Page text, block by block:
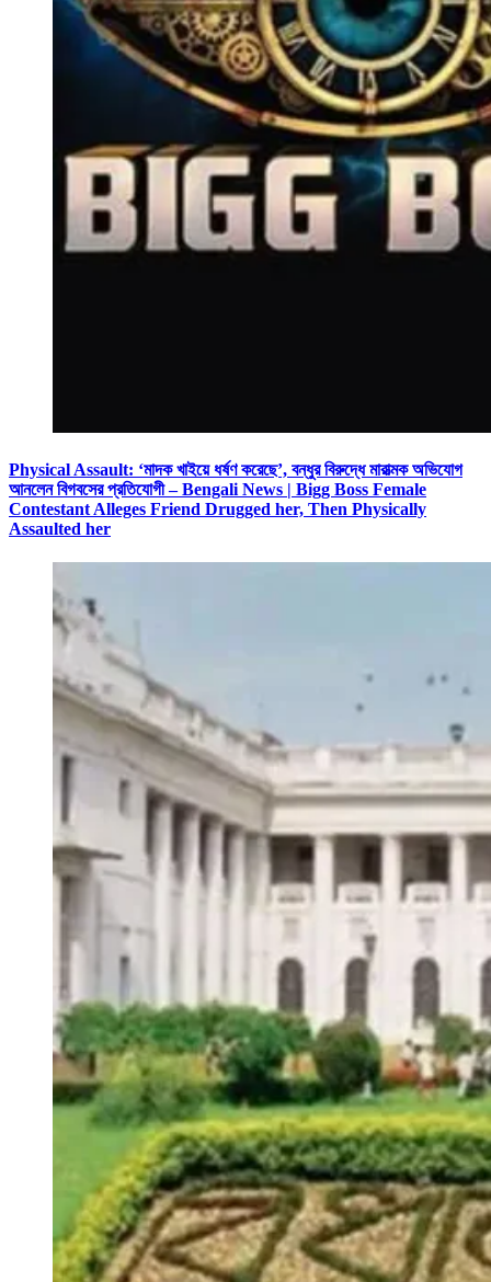
Physical Assault: ‘মাদক খাইয়ে ধর্ষণ করেছে’, বন্ধুর বিরুদ্ধে মারাত্মক অভিযোগ
আনলেন বিগবসের প্রতিযোগী – Bengali News | Bigg Boss Female
Contestant Alleges Friend Drugged her, Then Physically
Assaulted her